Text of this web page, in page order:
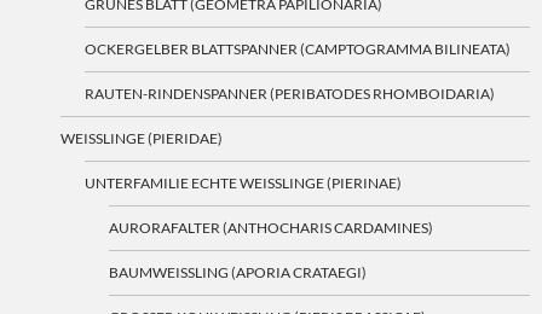
GRÜNES BLATT (GEOMETRA PAPILIONARIA)
OCKERGELBER BLATTSPANNER (CAMPTOGRAMMA BILINEATA)
RAUTEN-RINDENSPANNER (PERIBATODES RHOMBOIDARIA)
WEISSLINGE (PIERIDAE)
UNTERFAMILIE ECHTE WEISSLINGE (PIERINAE)
AURORAFALTER (ANTHOCHARIS CARDAMINES)
BAUMWEISSLING (APORIA CRATAEGI)